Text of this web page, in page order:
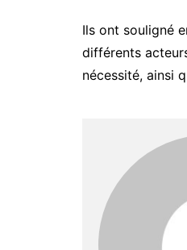
Ils ont souligné
différents
nécessité, ainsi